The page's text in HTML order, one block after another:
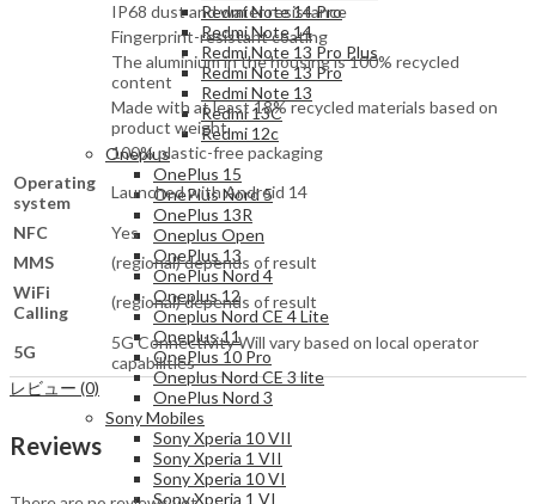
Redmi Note 14 Pro
Redmi Note 14
Redmi Note 13 Pro Plus
Redmi Note 13 Pro
Redmi Note 13
Redmi 13C
Redmi 12c
Oneplus
OnePlus 15
OnePlus Nord 5
OnePlus 13R
Oneplus Open
OnePlus 13
OnePlus Nord 4
Oneplus 12
Oneplus Nord CE 4 Lite
Oneplus 11
OnePlus 10 Pro
Oneplus Nord CE 3 lite
OnePlus Nord 3
Sony Mobiles
Sony Xperia 10 VII
Sony Xperia 1 VII
Sony Xperia 10 VI
Sony Xperia 1 VI
IP68 dust and water resistance
Fingerprint-resistant coating
The aluminium in the housing is 100% recycled
content
Made with at least 18% recycled materials based on
product weight
100% plastic-free packaging
Operating
system
Launched with Android 14
NFC
Yes
MMS
(regional) depends of result
WiFi
Calling
(regional) depends of result
5G
5G Connectivity Will vary based on local operator
capabilities
レビュー (0)
Reviews